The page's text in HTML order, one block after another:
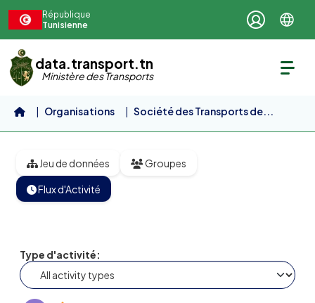
République
Tunisienne
data.transport.tn
Ministère des Transports
Organisations
Société des Transports de...
Jeu de données Groupes
Flux d'Activité
Type d'activité